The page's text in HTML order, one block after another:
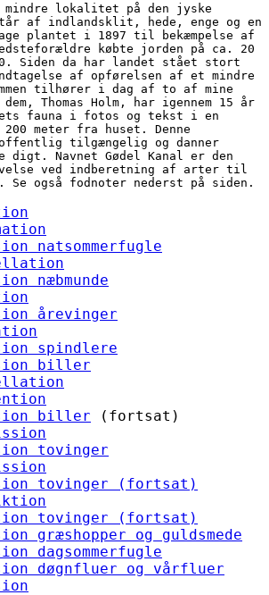
mindre lokalitet på den jyske
af indlandsklit, hede, enge og en
plantet i 1897 til bekæmpelse af
købte jorden på ca. 20
Siden da har landet stået stort
af opførelsen af et mindre
tilhører i dag af to af mine
Thomas Holm, har igennem 15 år
fauna i fotos og tekst i en
meter fra huset. Denne
offentlig tilgængelig og danner
digt. Navnet Gødel Kanal er den
ved indberetning af arter til
Se også fodnoter nederst på siden.
natsommerfugle
næbmunde
årevinger
spindlere
biller
biller (fortsat)
tovinger
tovinger (fortsat)
tovinger (fortsat)
græshopper og guldsmede
dagsommerfugle
døgnfluer og vårfluer